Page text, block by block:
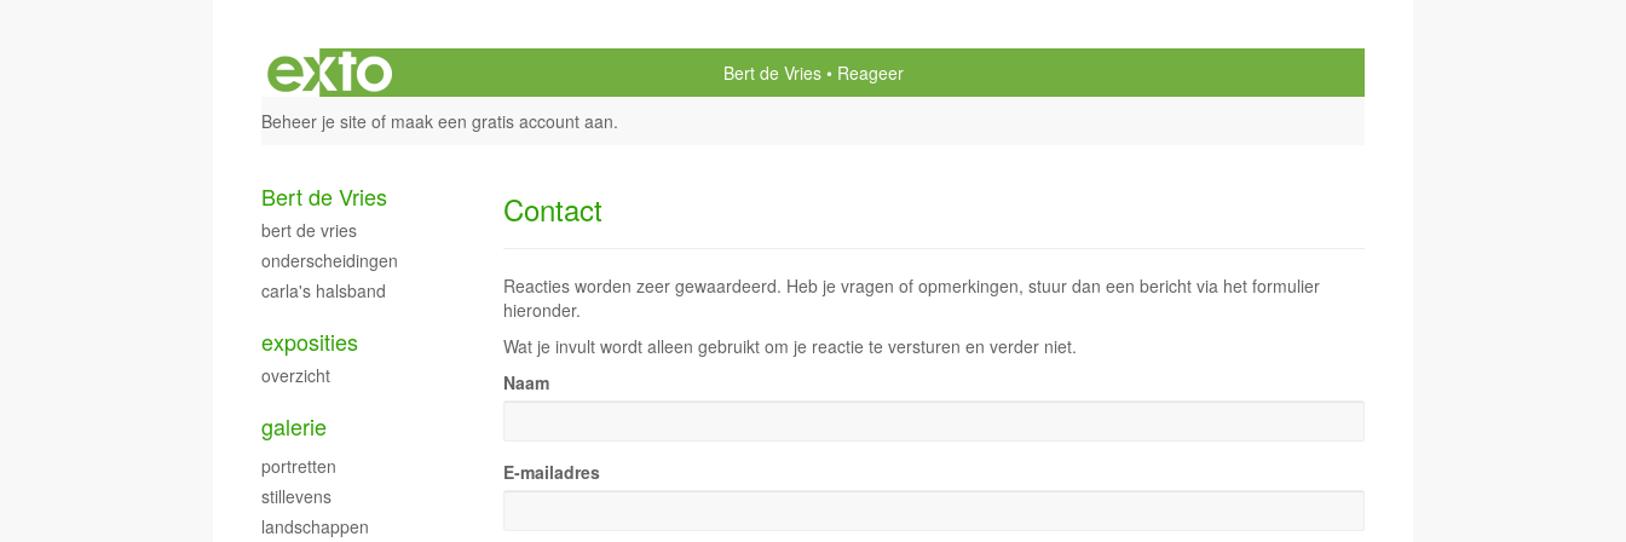
Bert de Vries
Reageer
Beheer je site of maak een gratis account aan.
Contact
Reacties worden zeer gewaardeerd. Heb je vragen of opmerkingen, stuur dan een bericht via het formulier
hieronder.
Wat je invult wordt alleen gebruikt om je reactie te versturen en verder niet.
Naam
E-mailadres
Bert de Vries
bert de vries
onderscheidingen
carla's halsband
exposities
overzicht
galerie
portretten
stillevens
landschappen